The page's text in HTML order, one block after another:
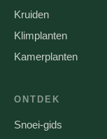
Kruiden
Klimplanten
Kamerplanten
ONTDEK
Snoei-gids